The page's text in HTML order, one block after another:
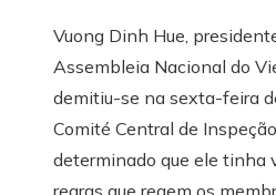
Vuong Dinh Hue,
Assembleia Nacional do
demitiu-se na sexta-feira
Comité Central de
determinado que ele tinha